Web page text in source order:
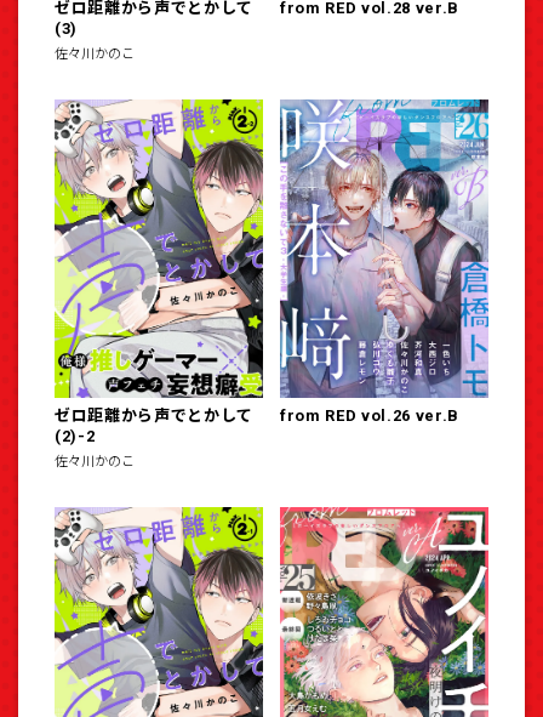
ゼロ距離から声でとかして
(3)
佐々川かのこ
from RED vol.28 ver.B
ゼロ距離から声でとかして
(2)-2
佐々川かのこ
from RED vol.26 ver.B